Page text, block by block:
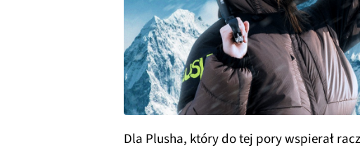
Dla Plusha, który do tej pory wspierał